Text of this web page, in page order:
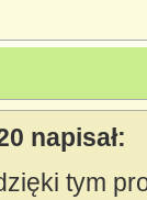
napisał:
tym